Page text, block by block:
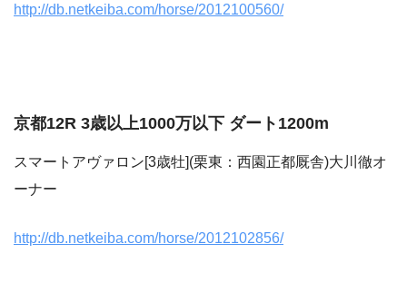
http://db.netkeiba.com/horse/2012100560/
京都12R 3歳以上1000万以下 ダート1200m
スマートアヴァロン[3歳牡](栗東：西園正都厩舎)大川徹オ
ーナー
http://db.netkeiba.com/horse/2012102856/